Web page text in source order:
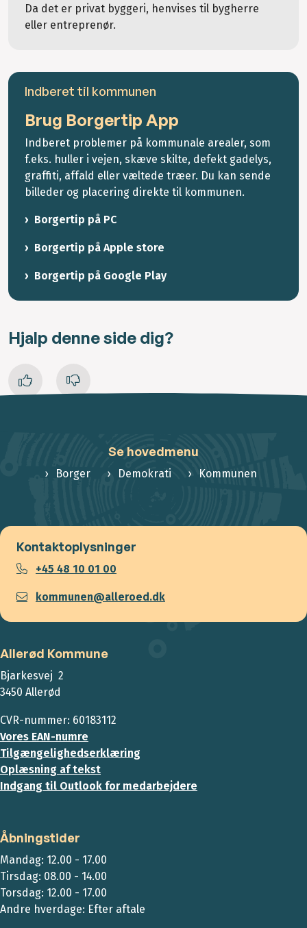
Da det er privat byggeri, henvises til bygherre
eller entreprenør.
Indberet til kommunen
Brug Borgertip App
Indberet problemer på kommunale arealer, som
f.eks. huller i vejen, skæve skilte, defekt gadelys,
graffiti, affald eller væltede træer. Du kan sende
billeder og placering direkte til kommunen.
Borgertip på PC
Borgertip på Apple store
Borgertip på Google Play
Hjalp denne side dig?
Se hovedmenu
Borger Demokrati Kommunen
Kontaktoplysninger
+45 48 10 01 00
kommunen@alleroed.dk
Allerød Kommune
Bjarkesvej 2
3450 Allerød
CVR-nummer: 60183112
Vores EAN-numre
Tilgængelighedserklæring
Oplæsning af tekst
Indgang til Outlook for medarbejdere
Åbningstider
Mandag: 12.00 - 17.00
Tirsdag: 08.00 - 14.00
Torsdag: 12.00 - 17.00
Andre hverdage: Efter aftale